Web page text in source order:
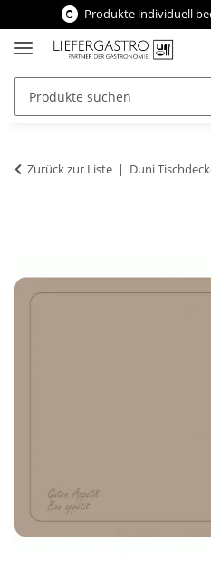
Produkte individuell
Zurück zur Liste Duni